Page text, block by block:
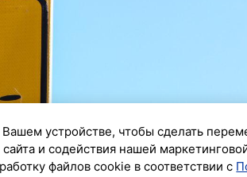
устройстве, чтобы сделать
и содействия нашей
файлов cookie в соответствии с